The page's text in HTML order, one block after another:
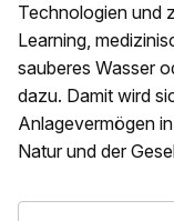
Technologien und
Learning,
sauberes Wasser
dazu. Damit wird
Anlagevermögen
Natur und der